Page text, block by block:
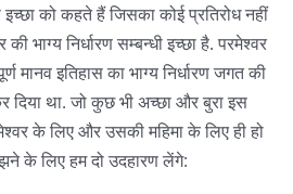
को कहते हैं जिसका कोई प्रतिरोध नहीं
भाग्य निर्धारण सम्बन्धी इच्छा है. परमेश्वर
मानव इतिहास का भाग्य निर्धारण जगत की
दिया था. जो कुछ भी अच्छा और बुरा इस
के लिए और उसकी महिमा के लिए ही हो
के लिए हम दो उदहारण लेंगे: